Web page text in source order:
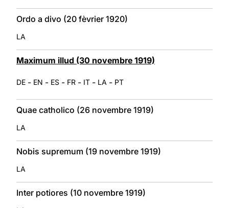
Ordo a divo (20 fèvrier 1920)
LA
Maximum illud (30 novembre 1919)
DE - EN - ES - FR - IT - LA - PT
Quae catholico (26 novembre 1919)
LA
Nobis supremum (19 novembre 1919)
LA
Inter potiores (10 novembre 1919)